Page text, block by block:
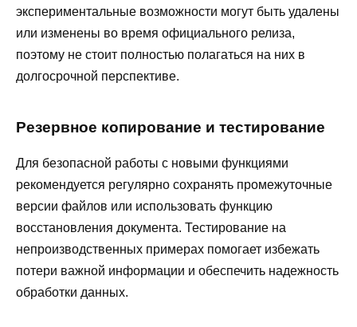
экспериментальные возможности могут быть удалены
или изменены во время официального релиза,
поэтому не стоит полностью полагаться на них в
долгосрочной перспективе.
Резервное копирование и тестирование
Для безопасной работы с новыми функциями
рекомендуется регулярно сохранять промежуточные
версии файлов или использовать функцию
восстановления документа. Тестирование на
непроизводственных примерах помогает избежать
потери важной информации и обеспечить надежность
обработки данных.